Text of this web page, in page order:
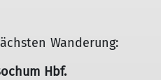
Wanderung:
Hbf.